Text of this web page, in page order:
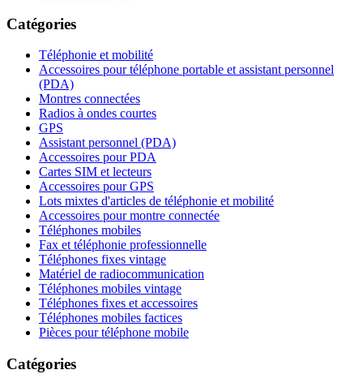
Catégories
Téléphonie et mobilité
Accessoires pour téléphone portable et assistant personnel
(PDA)
Montres connectées
Radios à ondes courtes
GPS
Assistant personnel (PDA)
Accessoires pour PDA
Cartes SIM et lecteurs
Accessoires pour GPS
Lots mixtes d'articles de téléphonie et mobilité
Accessoires pour montre connectée
Téléphones mobiles
Fax et téléphonie professionnelle
Téléphones fixes vintage
Matériel de radiocommunication
Téléphones mobiles vintage
Téléphones fixes et accessoires
Téléphones mobiles factices
Pièces pour téléphone mobile
Catégories